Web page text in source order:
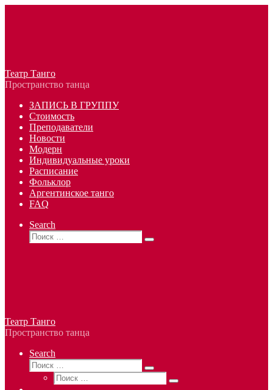
Театр Танго
Пространство танца
ЗАПИСЬ В ГРУППУ
Стоимость
Преподаватели
Новости
Модерн
Индивидуальные уроки
Расписание
Фольклор
Аргентинское танго
FAQ
Search
Поиск
Поиск
Театр Танго
Пространство танца
Search
Поиск
Поиск
Поиск
Поиск